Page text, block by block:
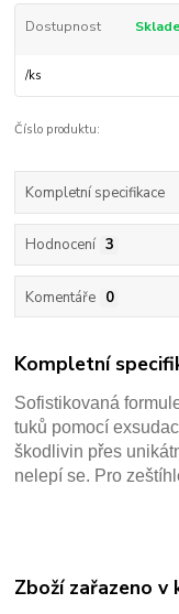
Dostupnost
/ks
Číslo produktu:
Kompletní specifikace
Hodnocení 3
Komentáře 0
Kompletní
Sofistikovaná
tuků pomocí
škodlivin přes
nelepí se. Pro
Zboží zařazeno v